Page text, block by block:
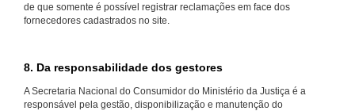
de que somente é possível registrar reclamações em face dos
fornecedores cadastrados no site.
8. Da responsabilidade dos gestores
A Secretaria Nacional do Consumidor do Ministério da Justiça é a
responsável pela gestão, disponibilização e manutenção do